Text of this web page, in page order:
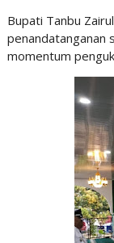
Bupati Tanbu
penandatanganan
momentum